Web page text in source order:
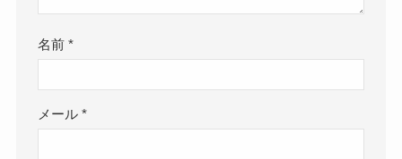
名前*
メール*